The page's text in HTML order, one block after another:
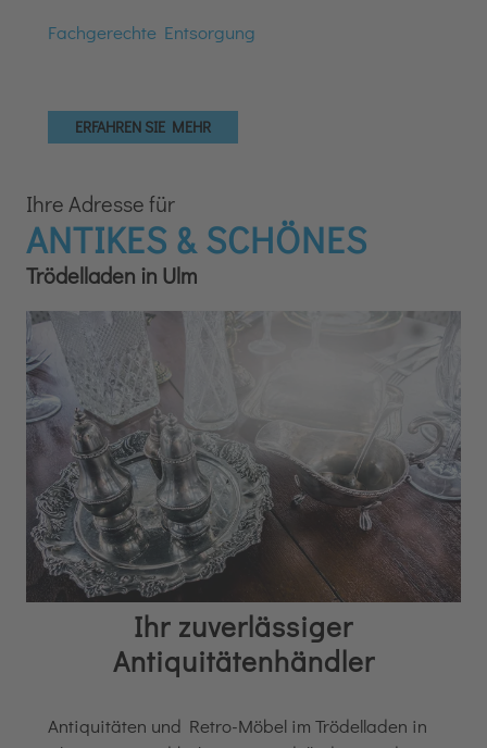
Fachgerechte Entsorgung
ERFAHREN SIE MEHR
Ihre Adresse für
ANTIKES & SCHÖNES
Trödelladen in Ulm
Ihr zuverlässiger
Antiquitätenhändler
Antiquitäten und Retro-Möbel im Trödelladen in